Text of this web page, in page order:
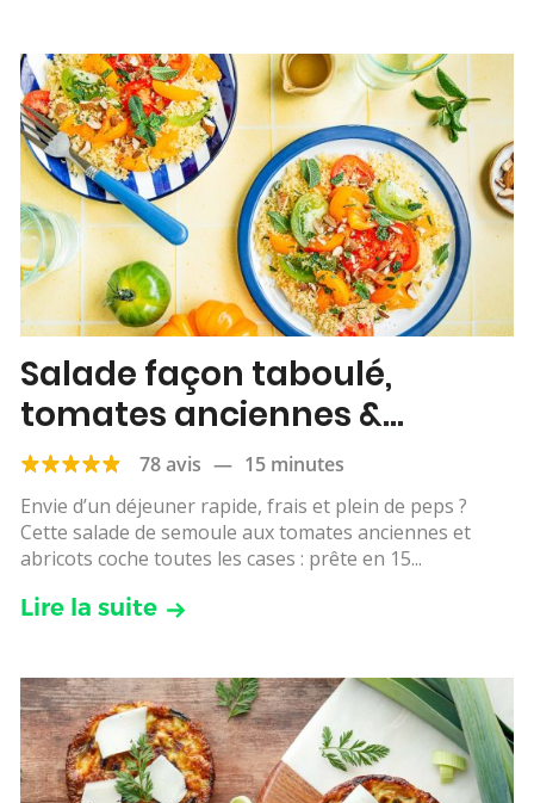
Salade façon taboulé,
tomates anciennes &
abricots78 avis — 15 minutes
Envie d’un déjeuner rapide, frais et plein de peps ?
Cette salade de semoule aux tomates anciennes et
abricots coche toutes les cases : prête en 15...
Lire la suite